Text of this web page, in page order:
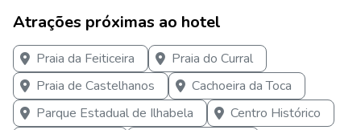
Atrações próximas ao hotel
Praia da Feiticeira
Praia do Curral
Praia de Castelhanos
Cachoeira da Toca
Parque Estadual de Ilhabela
Centro Histórico